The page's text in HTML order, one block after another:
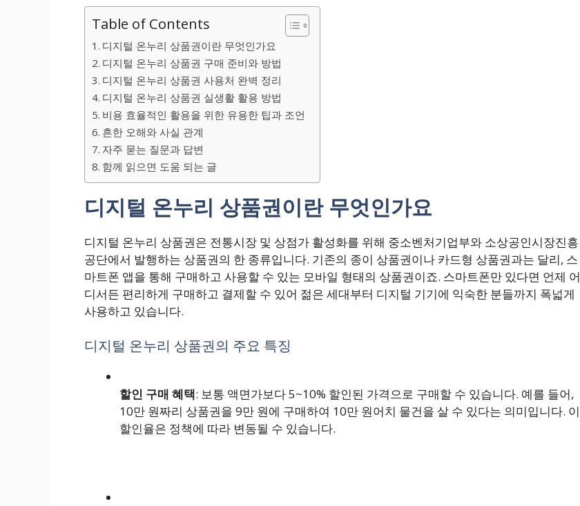
Table of Contents
디지털 온누리 상품권이란 무엇인가요
디지털 온누리 상품권 구매 준비와 방법
디지털 온누리 상품권 사용처 완벽 정리
디지털 온누리 상품권 실생활 활용 방법
비용 효율적인 활용을 위한 유용한 팁과 조언
흔한 오해와 사실 관계
자주 묻는 질문과 답변
함께 읽으면 도움 되는 글
디지털 온누리 상품권이란 무엇인가요
디지털 온누리 상품권은 전통시장 및 상점가 활성화를 위해 중소벤처기업부와 소상공인시장진흥
공단에서 발행하는 상품권의 한 종류입니다. 기존의 종이 상품권이나 카드형 상품권과는 달리, 스
마트폰 앱을 통해 구매하고 사용할 수 있는 모바일 형태의 상품권이죠. 스마트폰만 있다면 언제 어
디서든 편리하게 구매하고 결제할 수 있어 젊은 세대부터 디지털 기기에 익숙한 분들까지 폭넓게
사용하고 있습니다.
디지털 온누리 상품권의 주요 특징
할인 구매 혜택: 보통 액면가보다 5~10% 할인된 가격으로 구매할 수 있습니다. 예를 들어,
10만 원짜리 상품권을 9만 원에 구매하여 10만 원어치 물건을 살 수 있다는 의미입니다. 이
할인율은 정책에 따라 변동될 수 있습니다.